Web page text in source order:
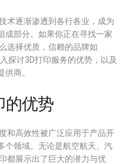
术逐渐渗透到各行各业，成为
成部分。如果你正在寻找一家
么选择优质，信赖的品牌如
探讨3D打印服务的优势，以及
商。
的优势
和高效性被广泛应用于产品开
个领域。无论是航空航天、汽
都展示出了巨大的潜力与优